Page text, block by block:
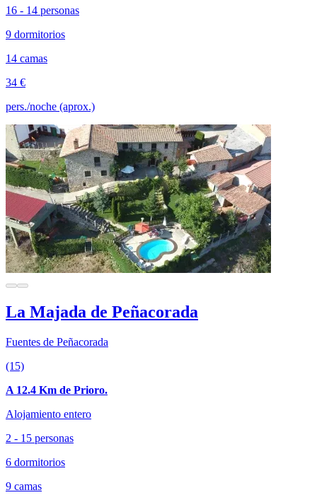
16 - 14 personas
9 dormitorios
14 camas
34 €
pers./noche (aprox.)
La Majada de Peñacorada
Fuentes de Peñacorada
(15)
A 12.4 Km de Prioro.
Alojamiento entero
2 - 15 personas
6 dormitorios
9 camas